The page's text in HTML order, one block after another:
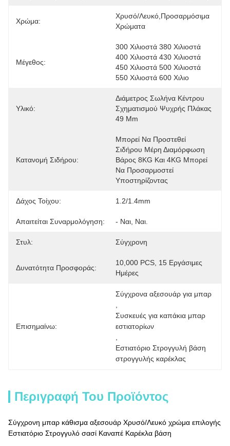
Χρώμα:
Χρυσό/Λευκό,προσαρμόσιμα
Χρώματα
Μέγεθος:
300 Χιλιοστά 380 Χιλιοστά
400 Χιλιοστά 430 Χιλιοστά
450 Χιλιοστά 500 Χιλιοστά
550 Χιλιοστά 600 Χιλιο
Υλικό:
Διάμετρος Σωλήνα Κέντρου
Σχηματισμού Ψυχρής Πλάκας
49 Mm
Κατανομή Σιδήρου:
Μπορεί Να Προστεθεί
Σιδήρου Μέρη Διαμόρφωση
Βάρος 8KG Και 4KG Μπορεί
Να Προσαρμοστεί
Υποστηρίζοντας
Δάχος Τοίχου: 1.2/1.4mm
Απαιτείται Συναρμολόγηση: - Ναι, Ναι.
Στυλ: Σύγχρονη
Δυνατότητα Προσφοράς:
10,000 PCS, 15 Εργάσιμες
Ημέρες
Επισημαίνω:
Σύγχρονα αξεσουάρ για μπαρ
Συσκευές για καπάκια μπαρ
εστιατορίων
Εστιατόριο Στρογγυλή βάση
στρογγυλής καρέκλας
Περιγραφή Του Προϊόντος
Σύγχρονη μπαρ κάθισμα αξεσουάρ Χρυσό/Λευκό χρώμα επιλογής
Εστιατόριο Στρογγυλό σασί Καναπέ Καρέκλα βάση